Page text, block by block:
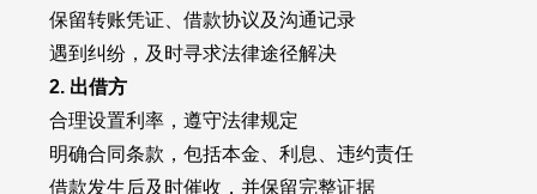
保留转账凭证、借款协议及沟通记录
遇到纠纷，及时寻求法律途径解决
2. 出借方
合理设置利率，遵守法律规定
明确合同条款，包括本金、利息、违约责任
借款发生后及时催收，并保留完整证据